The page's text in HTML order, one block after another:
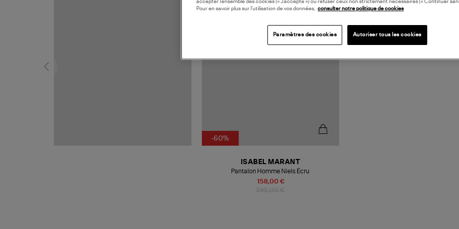
-60%
158,00 €
ISABEL MARANT
Pantalon Homme Niels Écru
accepter l’ensemble des cookies (« J’accepte ») ou refuser ceux non strictement nécessaires (« Continuer
Pour en savoir plus sur l’utilisation de vos données, consulter notre politique de cookies
Paramètres des cookies Autoriser tous les cookies